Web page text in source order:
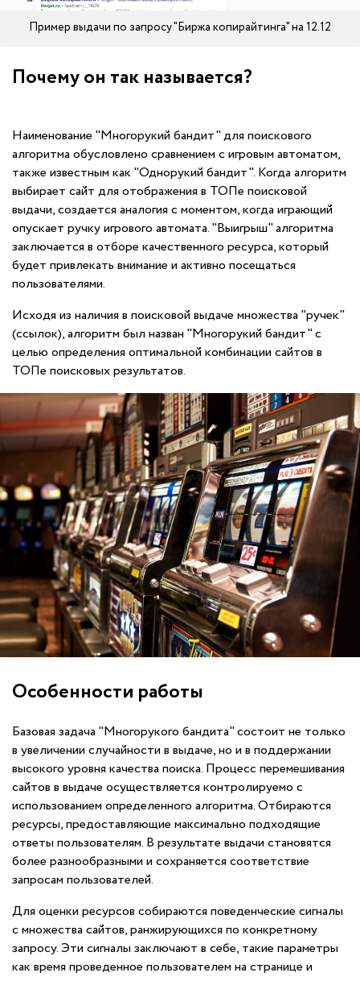
Пример выдачи по запросу "Биржа копирайтинга" на 12.12
Почему он так называется?
Наименование "Многорукий бандит" для поискового
алгоритма обусловлено сравнением с игровым автоматом,
также известным как "Однорукий бандит". Когда алгоритм
выбирает сайт для отображения в ТОПе поисковой
выдачи, создается аналогия с моментом, когда играющий
опускает ручку игрового автомата. "Выигрыш" алгоритма
заключается в отборе качественного ресурса, который
будет привлекать внимание и активно посещаться
пользователями.
Исходя из наличия в поисковой выдаче множества "ручек"
(ссылок), алгоритм был назван "Многорукий бандит" с
целью определения оптимальной комбинации сайтов в
ТОПе поисковых результатов.
Особенности работы
Базовая задача "Многорукого бандита" состоит не только
в увеличении случайности в выдаче, но и в поддержании
высокого уровня качества поиска. Процесс перемешивания
сайтов в выдаче осуществляется контролируемо с
использованием определенного алгоритма. Отбираются
ресурсы, предоставляющие максимально подходящие
ответы пользователям. В результате выдачи становятся
более разнообразными и сохраняется соответствие
запросам пользователей.
Для оценки ресурсов собираются поведенческие сигналы
с множества сайтов, ранжирующихся по конкретному
запросу. Эти сигналы заключают в себе, такие параметры
как время проведенное пользователем на странице и